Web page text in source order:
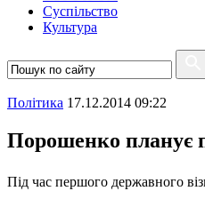
Суспiльство
Культура
Полiтика 17.12.2014 09:22
Порошенко планує
Під час першого державного